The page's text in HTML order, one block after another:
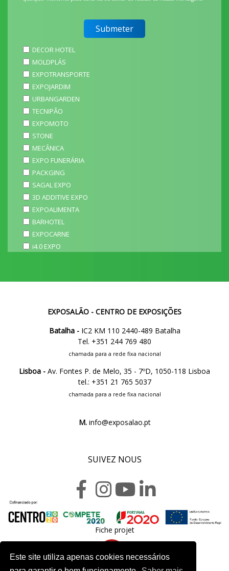
Este site utiliza apenas cookies necessários
DECOR HOTEL
MOLDPLÁS
EXPOTRANSPORTE
EXPOJARDIM
URBANGARDEN
TECNIPÃO
EXPOMOTO
STONE
MECÂNICA
EXPO FUNERÁRIA
PACKGING
SAGAL EXPO
3D ADDITIVE EXPO
EXPOALIMENTA
BARHOTEL
EXPOCARNE
i4.0 EXPO
EXPOSALÃO - CENTRO DE EXPOSIÇÕES
Batalha -IC2 KM 110 2440-489 Batalha
Tel. +351 244 769 480
chamada para a rede fixa nacional
Lisboa - Av. Fontes P. de Melo, 35 - 7ºD, 1050-118 Lisboa
tel.: +351 21 765 5037
chamada para a rede fixa nacional
M.info@exposalao.pt
SUIVEZ NOUS
Fiche projet